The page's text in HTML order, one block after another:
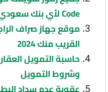
Code لأي بنك سعودي
موقع جهاز صراف
القريب منك 2024
حاسبة التمويل
وشروط التمويل